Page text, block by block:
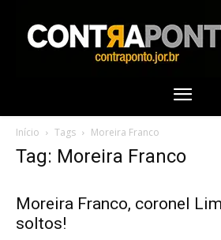
Início Tags Moreira Franco
Tag: Moreira Franco
Moreira Franco, coronel
soltos!